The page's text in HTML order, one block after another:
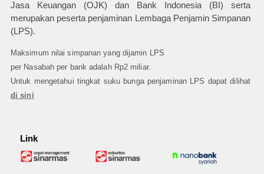
Jasa Keuangan (OJK) dan Bank Indonesia (BI) serta
merupakan peserta penjaminan Lembaga Penjamin Simpanan
(LPS).
Maksimum nilai simpanan yang dijamin LPS
per Nasabah per bank adalah Rp2 miliar.
Untuk mengetahui tingkat suku bunga penjaminan LPS dapat dilihat
di sini
Link